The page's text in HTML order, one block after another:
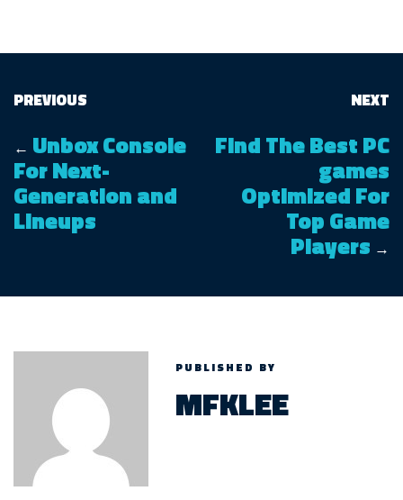
PREVIOUS
← Unbox Console
For Next-
Generation and
Lineups
NEXT
Find The Best PC
games
Optimized For
Top Game
Players →
PUBLISHED BY
MFKLEE